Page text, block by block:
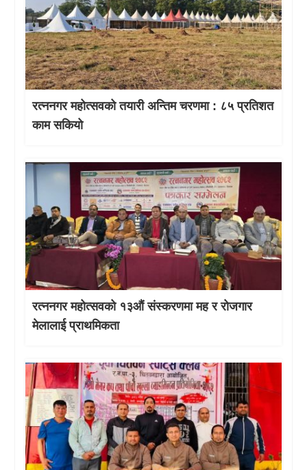
रत्ननगर महोत्सवको तयारी अन्तिम चरणमा : ८५ प्रतिशत
काम सकियो
रत्ननगर महोत्सवको १३औं संस्करणमा मह र रोजगार
मेलालाई प्राथमिकता